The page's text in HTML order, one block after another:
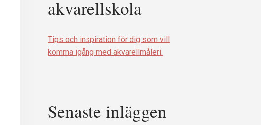
akvarellskola
Tips och inspiration för dig som vill
komma igång med akvarellmåleri.
Senaste inläggen